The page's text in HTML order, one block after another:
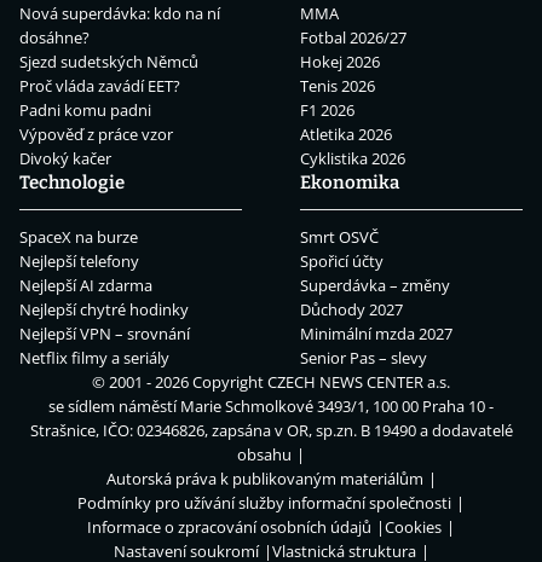
Nová superdávka: kdo na ní
dosáhne?
Sjezd sudetských Němců
Proč vláda zavádí EET?
Padni komu padni
Výpověď z práce vzor
Divoký kačer
MMA
Fotbal 2026/27
Hokej 2026
Tenis 2026
F1 2026
Atletika 2026
Cyklistika 2026
Technologie
SpaceX na burze
Nejlepší telefony
Nejlepší AI zdarma
Nejlepší chytré hodinky
Nejlepší VPN – srovnání
Netflix filmy a seriály
Ekonomika
Smrt OSVČ
Spořicí účty
Superdávka – změny
Důchody 2027
Minimální mzda 2027
Senior Pas – slevy
© 2001 - 2026 CopyrightCZECH NEWS CENTER a.s.
se sídlem náměstí Marie Schmolkové 3493/1, 100 00 Praha 10 -
Strašnice, IČO: 02346826, zapsána v OR, sp.zn. B 19490 a dodavatelé
obsahu
Autorská práva k publikovaným materiálům
Podmínky pro užívání služby informační společnosti
Informace o zpracování osobních údajů
Cookies
Nastavení soukromí
Vlastnická struktura